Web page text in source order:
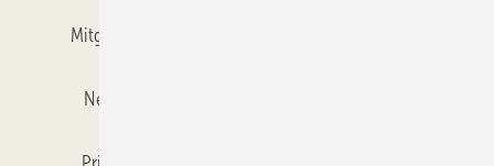
Mitgliedschaften und Engagement
Newsletter